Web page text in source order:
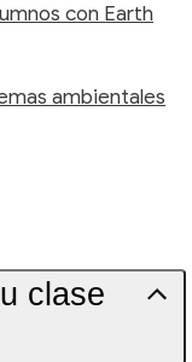
con Earth
ambientales
clase